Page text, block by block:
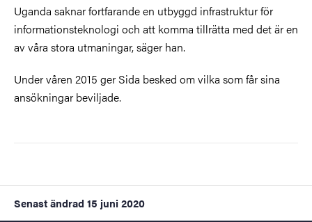
Uganda saknar fortfarande en utbyggd infrastruktur för
informationsteknologi och att komma tillrätta med det är en
av våra stora utmaningar, säger han.
Under våren 2015 ger Sida besked om vilka som får sina
ansökningar beviljade.
Senast ändrad 15 juni 2020